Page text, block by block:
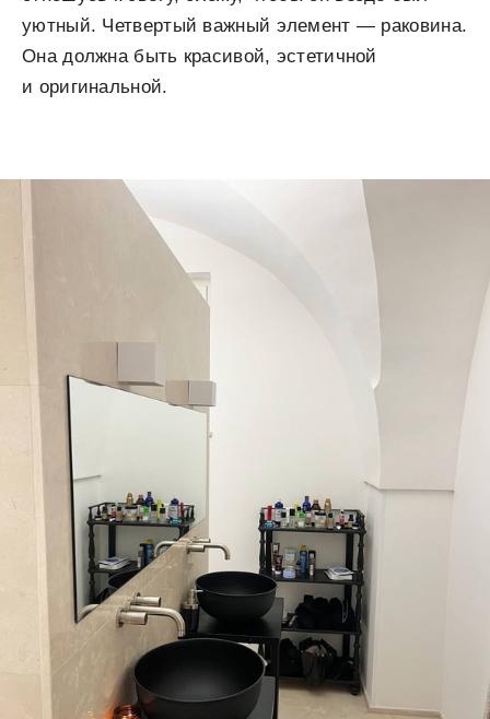
уютный. Четвертый важный элемент — раковина.
Она должна быть красивой, эстетичной
и оригинальной.